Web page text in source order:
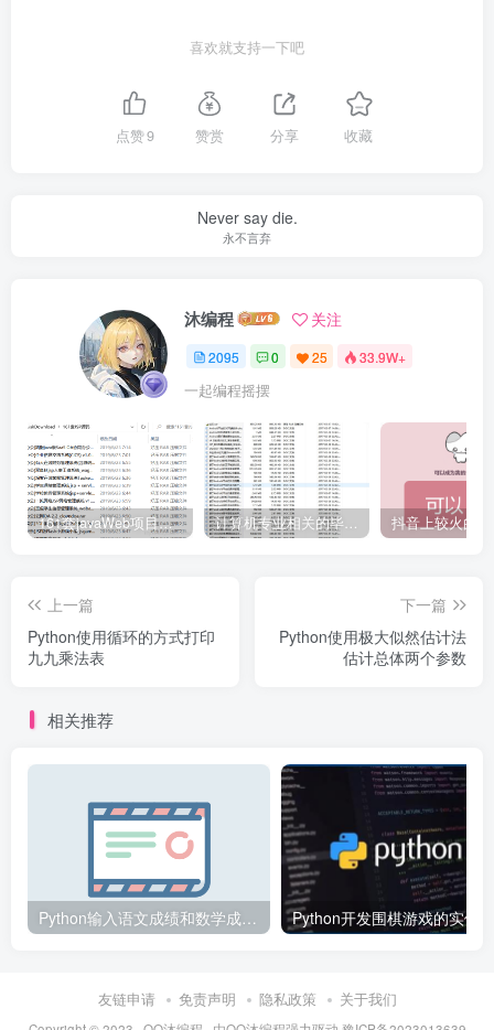
喜欢就支持一下吧
点赞9 赞赏 分享 收藏
Never say die.
永不言弃
沐编程 关注
2095 0 25 33.9W+
一起编程摇摆
161套javaWeb项目源码免费分享 计算机专业相关的毕业设计论文合集免费下载
上一篇
Python使用循环的方式打印
九九乘法表
下一篇
Python使用极大似然估计法
估计总体两个参数
相关推荐
Python输入语文成绩和数学成绩并计算总成绩和平均成绩案例代码
友链申请 免责声明 隐私政策 关于我们